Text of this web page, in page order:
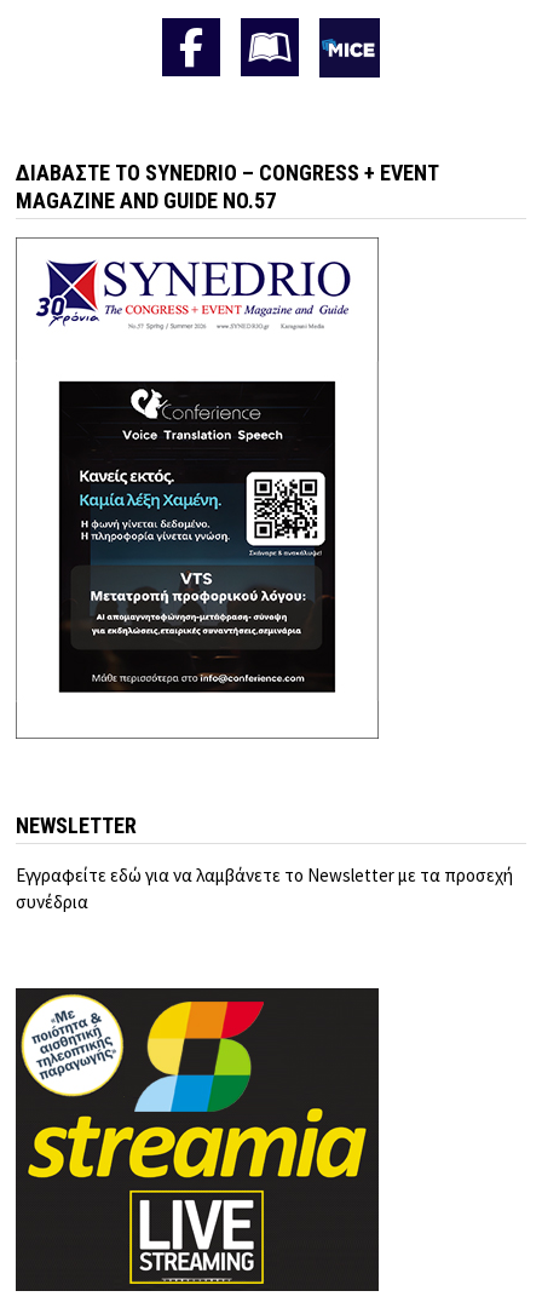
ΔΙΑΒΆΣΤΕ ΤΟ SYNEDRIO – CONGRESS + EVENT
MAGAZINE AND GUIDE NO.57
NEWSLETTER
Εγγραφείτε εδώ για να λαμβάνετε το Newsletter με τα προσεχή
συνέδρια